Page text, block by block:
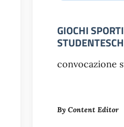
EFFICIENTAMENTO
GIOCHI
convocazione
By Content Editor